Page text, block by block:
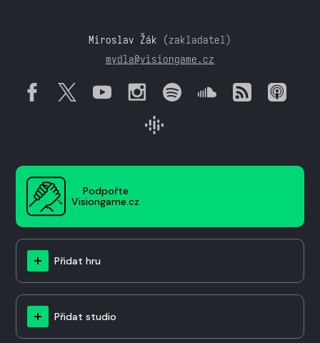
Miroslav Žák (zakladatel)
mydla@visiongame.cz
Podpořte
Visiongame.cz
Přidat hru
Přidat studio